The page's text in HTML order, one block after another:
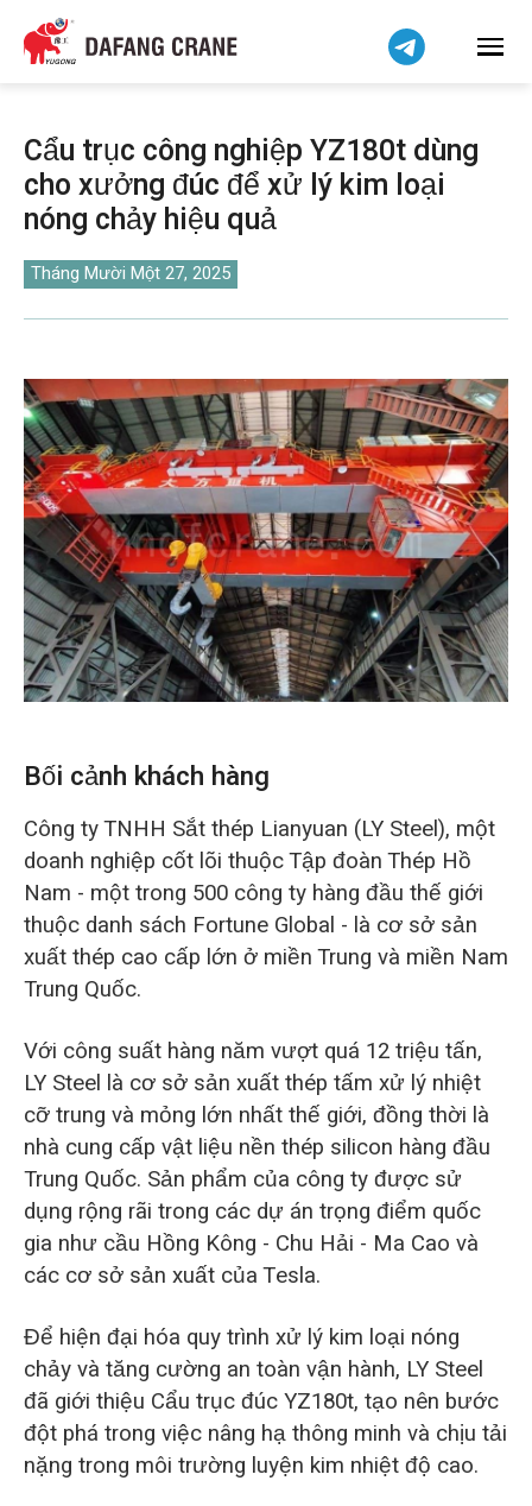
Cẩu trục công nghiệp YZ180t dùng
cho xưởng đúc để xử lý kim loại
nóng chảy hiệu quả
Tháng Mười Một 27, 2025
Bối cảnh khách hàng
Công ty TNHH Sắt thép Lianyuan (LY Steel), một
doanh nghiệp cốt lõi thuộc Tập đoàn Thép Hồ
Nam - một trong 500 công ty hàng đầu thế giới
thuộc danh sách Fortune Global - là cơ sở sản
xuất thép cao cấp lớn ở miền Trung và miền Nam
Trung Quốc.
Với công suất hàng năm vượt quá 12 triệu tấn,
LY Steel là cơ sở sản xuất thép tấm xử lý nhiệt
cỡ trung và mỏng lớn nhất thế giới, đồng thời là
nhà cung cấp vật liệu nền thép silicon hàng đầu
Trung Quốc. Sản phẩm của công ty được sử
dụng rộng rãi trong các dự án trọng điểm quốc
gia như cầu Hồng Kông - Chu Hải - Ma Cao và
các cơ sở sản xuất của Tesla.
Để hiện đại hóa quy trình xử lý kim loại nóng
chảy và tăng cường an toàn vận hành, LY Steel
đã giới thiệu Cẩu trục đúc YZ180t, tạo nên bước
đột phá trong việc nâng hạ thông minh và chịu tải
nặng trong môi trường luyện kim nhiệt độ cao.
हिन्दी
Bahasa Indonesia
বাংলা
فارسی
Pilipino
اردو
Українська
Беларуская мова
Kiswahili
Dansk
Norsk
O‘zbekcha